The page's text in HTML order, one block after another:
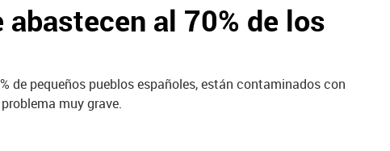
al 70% de los
de pequeños pueblos españoles, están contaminados con
muy grave.